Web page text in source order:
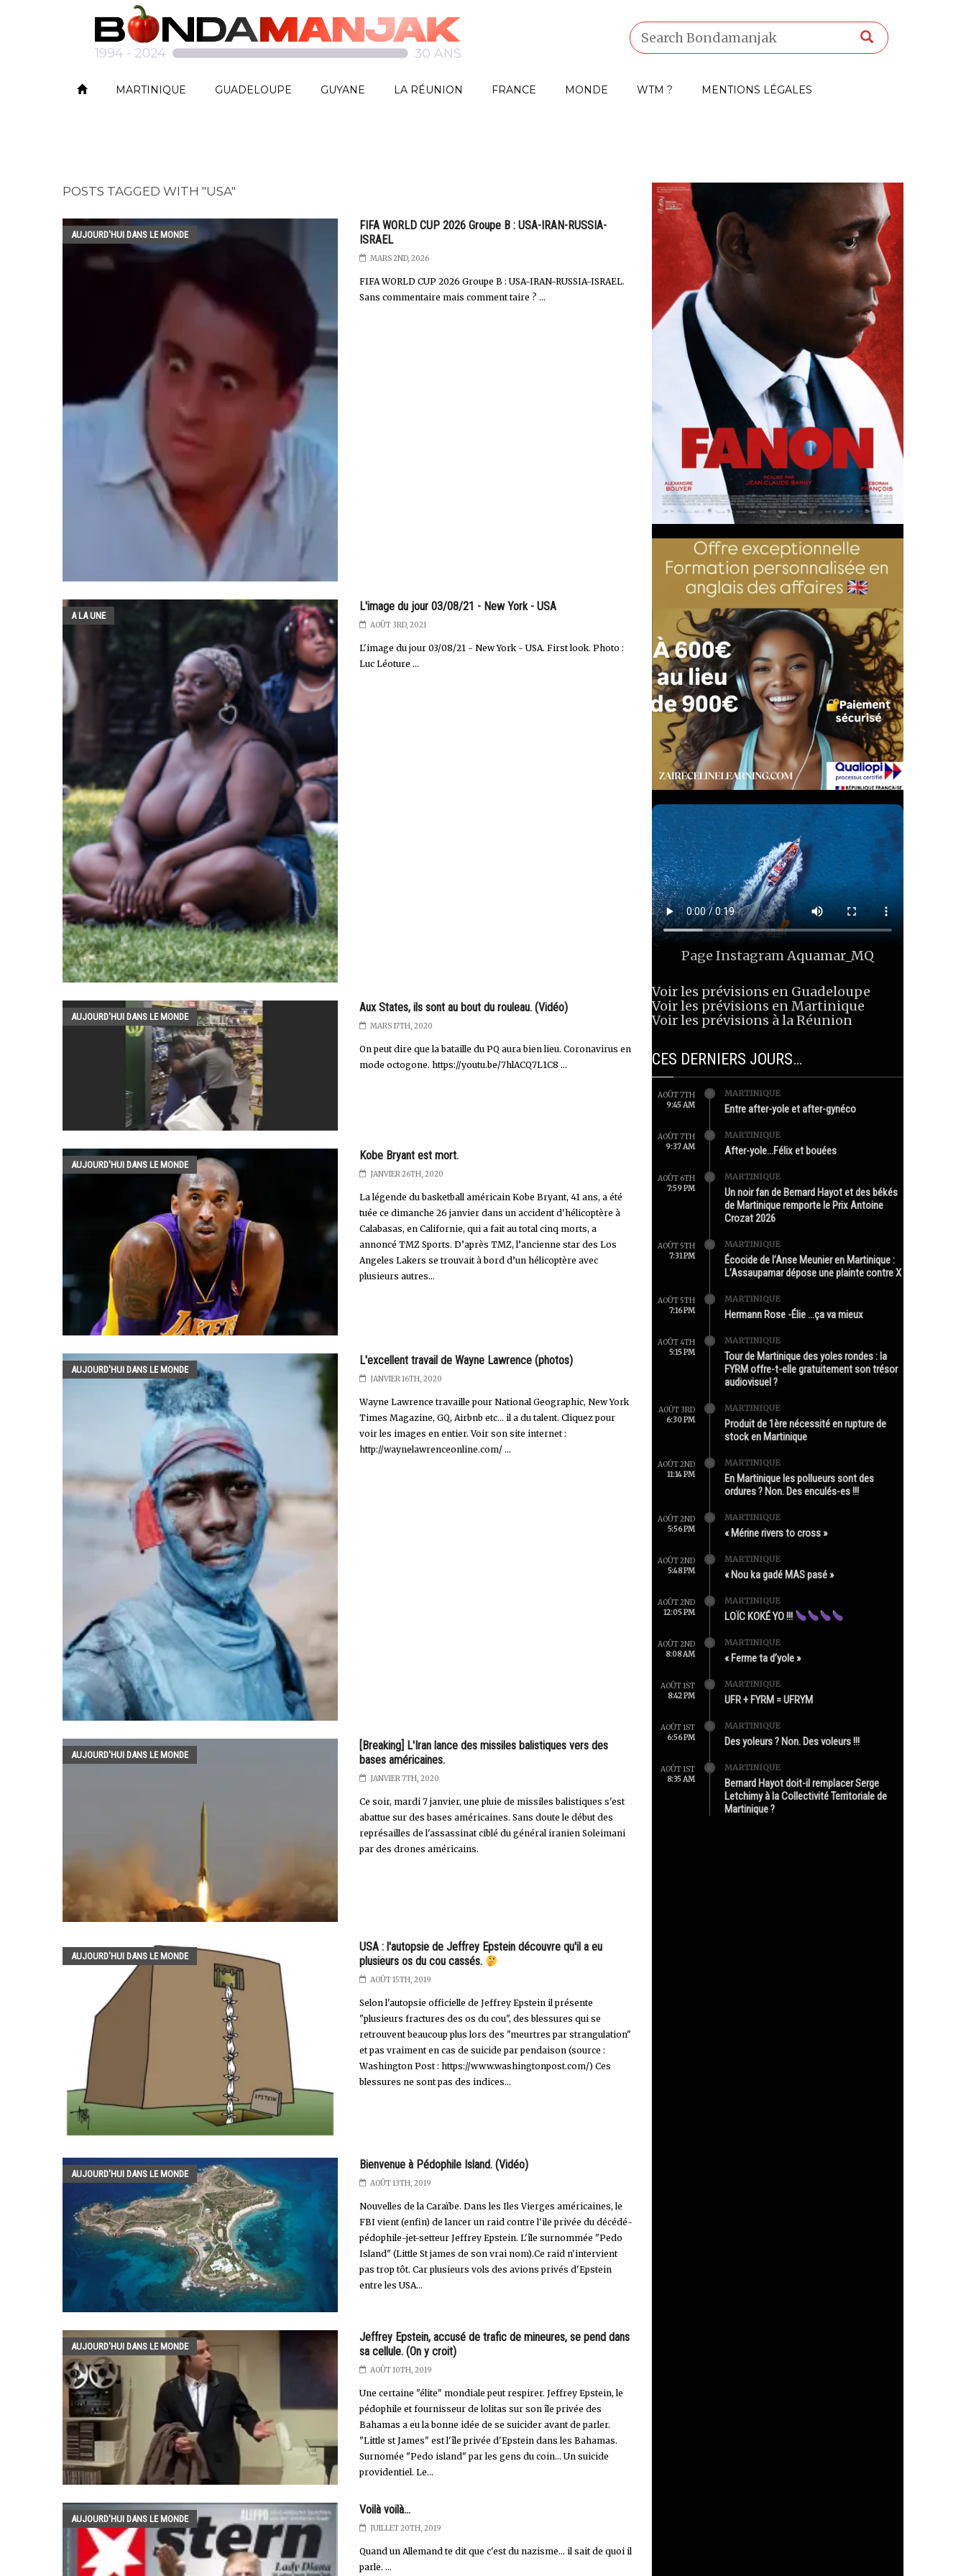
MARTINIQUE GUADELOUPE GUYANE LA RÉUNION FRANCE MONDE WTM ? MENTIONS LÉGALES
POSTS TAGGED WITH "USA"
AUJOURD'HUI DANS LE MONDE
FIFA WORLD CUP 2026 Groupe B : USA-IRAN-RUSSIA-
ISRAEL
MARS 2ND, 2026
FIFA WORLD CUP 2026 Groupe B : USA-IRAN-RUSSIA-ISRAEL.
Sans commentaire mais comment taire ? ...
A LA UNE
L'image du jour 03/08/21 - New York - USA
AOÛT 3RD, 2021
L'image du jour 03/08/21 - New York - USA. First look. Photo :
Luc Léoture ...
AUJOURD'HUI DANS LE MONDE
Aux States, ils sont au bout du rouleau. (Vidéo)
MARS 17TH, 2020
On peut dire que la bataille du PQ aura bien lieu. Coronavirus en
mode octogone. https://youtu.be/7hlACQ7L1C8 ...
AUJOURD'HUI DANS LE MONDE
Kobe Bryant est mort.
JANVIER 26TH, 2020
La légende du basketball américain Kobe Bryant, 41 ans, a été
tuée ce dimanche 26 janvier dans un accident d'hélicoptère à
Calabasas, en Californie, qui a fait au total cinq morts, a
annoncé TMZ Sports. D’après TMZ, l’ancienne star des Los
Angeles Lakers se trouvait à bord d’un hélicoptère avec
plusieurs autres...
AUJOURD'HUI DANS LE MONDE
L'excellent travail de Wayne Lawrence (photos)
JANVIER 16TH, 2020
Wayne Lawrence travaille pour National Geographic, New York
Times Magazine, GQ, Airbnb etc... il a du talent. Cliquez pour
voir les images en entier. Voir son site internet :
http://waynelawrenceonline.com/ ...
AUJOURD'HUI DANS LE MONDE
[Breaking] L'Iran lance des missiles balistiques vers des
bases américaines.
JANVIER 7TH, 2020
Ce soir, mardi 7 janvier, une pluie de missiles balistiques s'est
abattue sur des bases américaines. Sans doute le début des
représailles de l'assassinat ciblé du général iranien Soleimani
par des drones américains.
AUJOURD'HUI DANS LE MONDE
USA : l'autopsie de Jeffrey Epstein découvre qu'il a eu
plusieurs os du cou cassés.
AOÛT 15TH, 2019
Selon l'autopsie officielle de Jeffrey Epstein il présente
"plusieurs fractures des os du cou", des blessures qui se
retrouvent beaucoup plus lors des "meurtres par strangulation"
et pas vraiment en cas de suicide par pendaison (source :
Washington Post : https://www.washingtonpost.com/) Ces
blessures ne sont pas des indices...
AUJOURD'HUI DANS LE MONDE
Bienvenue à Pédophile Island. (Vidéo)
AOÛT 13TH, 2019
Nouvelles de la Caraïbe. Dans les Iles Vierges américaines, le
FBI vient (enfin) de lancer un raid contre l'ile privée du décédé-
pédophile-jet-setteur Jeffrey Epstein. L'île surnommée "Pedo
Island" (Little St james de son vrai nom).Ce raid n'intervient
pas trop tôt. Car plusieurs vols des avions privés d'Epstein
entre les USA...
AUJOURD'HUI DANS LE MONDE
Jeffrey Epstein, accusé de trafic de mineures, se pend dans
sa cellule. (On y croit)
AOÛT 10TH, 2019
Une certaine "élite" mondiale peut respirer. Jeffrey Epstein, le
pédophile et fournisseur de lolitas sur son île privée des
Bahamas a eu la bonne idée de se suicider avant de parler.
"Little st James" est l'île privée d'Epstein dans les Bahamas.
Surnomée "Pedo island" par les gens du coin... Un suicide
providentiel. Le...
AUJOURD'HUI DANS LE MONDE
Voilà voilà...
JUILLET 20TH, 2019
Quand un Allemand te dit que c'est du nazisme... il sait de quoi il
parle. ...
Page InstagramAquamar_MQ
Voir les prévisions en Guadeloupe
Voir les prévisions en Martinique
Voir les prévisions à la Réunion
CES DERNIERS JOURS…
AOÛT 7TH
9:45 AM
MARTINIQUE
Entre after-yole et after-gynéco
AOÛT 7TH
9:37 AM
MARTINIQUE
After-yole…Félix et bouées
AOÛT 6TH
7:59 PM
MARTINIQUE
Un noir fan de Bernard Hayot et des békés
de Martinique remporte le Prix Antoine
Crozat 2026
AOÛT 5TH
7:31 PM
MARTINIQUE
Écocide de l’Anse Meunier en Martinique :
L’Assaupamar dépose une plainte contre X
AOÛT 5TH
7:16 PM
MARTINIQUE
Hermann Rose -Élie …ça va mieux
AOÛT 4TH
5:15 PM
MARTINIQUE
Tour de Martinique des yoles rondes : la
FYRM offre-t-elle gratuitement son trésor
audiovisuel ?
AOÛT 3RD
6:30 PM
MARTINIQUE
Produit de 1ère nécessité en rupture de
stock en Martinique
AOÛT 2ND
11:14 PM
MARTINIQUE
En Martinique les pollueurs sont des
ordures ? Non. Des enculés-es !!!
AOÛT 2ND
5:56 PM
MARTINIQUE
« Mérine rivers to cross »
AOÛT 2ND
5:48 PM
MARTINIQUE
« Nou ka gadé MAS pasé »
AOÛT 2ND
12:05 PM
MARTINIQUE
LOÏC KOKÉ YO !!!
AOÛT 2ND
8:08 AM
MARTINIQUE
« Ferme ta d’yole »
AOÛT 1ST
8:42 PM
MARTINIQUE
UFR + FYRM = UFRYM
AOÛT 1ST
6:56 PM
MARTINIQUE
Des yoleurs ? Non. Des voleurs !!!
AOÛT 1ST
8:35 AM
MARTINIQUE
Bernard Hayot doit-il remplacer Serge
Letchimy à la Collectivité Territoriale de
Martinique ?